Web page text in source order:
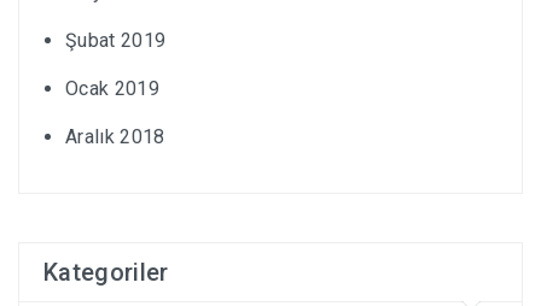
Şubat 2019
Ocak 2019
Aralık 2018
Kategoriler